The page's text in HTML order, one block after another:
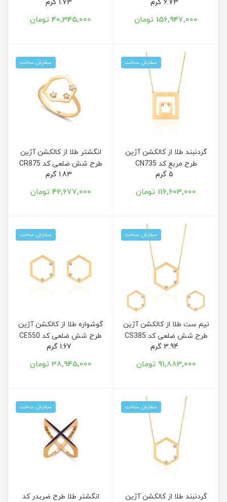
156,947,000 تومان 40,345,000 تومان
سفارش ساخت
گردنبند طلا از کالکشن آژین
طرح مربع کد CN735
116,603,000 تومان
سفارش ساخت
انگشتر طلا از کالکشن آژین
طرح شش ضلعی کد CR875
42,677,000 تومان
سفارش ساخت
نیم ست طلا از کالکشن آژین
طرح شش ضلعی کد CS385
3.94 گرم
91,883,000 تومان
سفارش ساخت
گوشواره طلا از کالکشن آژین
طرح شش ضلعی کد CE550
38,945,000 تومان
سفارش ساخت
گردنبند طلا از کالکشن آژین
سفارش ساخت
انگشتر طلا طرح ضربدر کد